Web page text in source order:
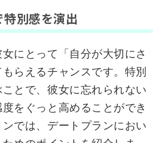
別感を演出
にとって「自分が大切にさ
らえるチャンスです。特別
とで、彼女に忘れられない
をぐっと高めることができ
では、デートプランにおい